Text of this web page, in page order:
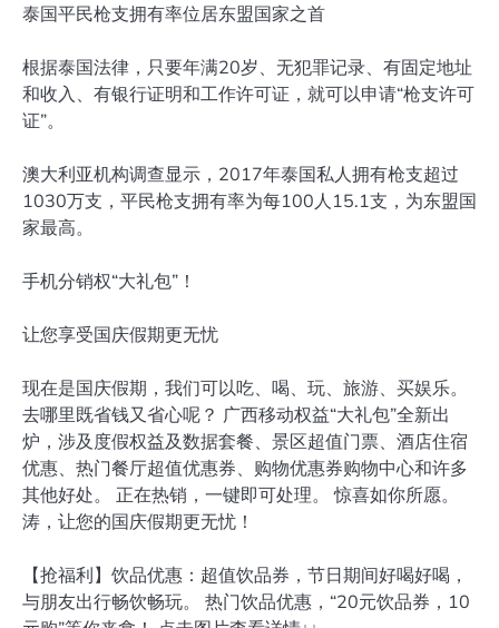
泰国平民枪支拥有率位居东盟国家之首
根据泰国法律，只要年满20岁、无犯罪记录、有固定地址
和收入、有银行证明和工作许可证，就可以申请“枪支许可
证”。
澳大利亚机构调查显示，2017年泰国私人拥有枪支超过
1030万支，平民枪支拥有率为每100人15.1支，为东盟国
家最高。
手机分销权“大礼包”！
让您享受国庆假期更无忧
现在是国庆假期，我们可以吃、喝、玩、旅游、买娱乐。
去哪里既省钱又省心呢？ 广西移动权益“大礼包”全新出
炉，涉及度假权益及数据套餐、景区超值门票、酒店住宿
优惠、热门餐厅超值优惠券、购物优惠券购物中心和许多
其他好处。 正在热销，一键即可处理。 惊喜如你所愿。
涛，让您的国庆假期更无忧！
【抢福利】饮品优惠：超值饮品券，节日期间好喝好喝，
与朋友出行畅饮畅玩。 热门饮品优惠，“20元饮品券，10